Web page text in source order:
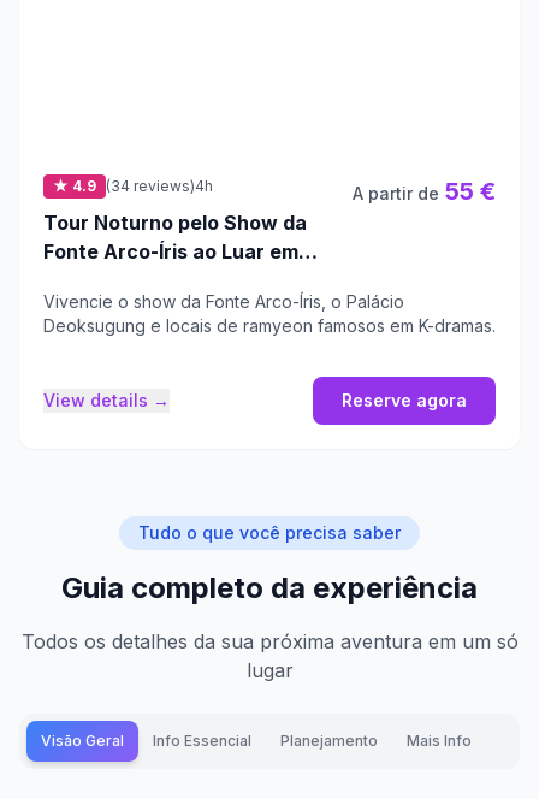
★ 4.9 (34 reviews)4h
Tour Noturno pelo Show da
Fonte Arco-Íris ao Luar em
A partir de 55 €
Vivencie o show da Fonte Arco-Íris, o Palácio
Deoksugung e locais de ramyeon famosos em K-dramas.
View details → Reserve agora
Tudo o que você precisa saber
Guia completo da experiência
Todos os detalhes da sua próxima aventura em um só
lugar
Visão Geral Info Essencial Planejamento Mais Info